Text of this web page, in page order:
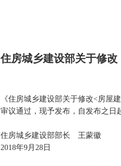
住房城乡建设部关于修
《住房城乡建设部关于修改<房屋
审议通过，现予发布，自发布之日
住房城乡建设部部长 王蒙徽
2018年9月28日